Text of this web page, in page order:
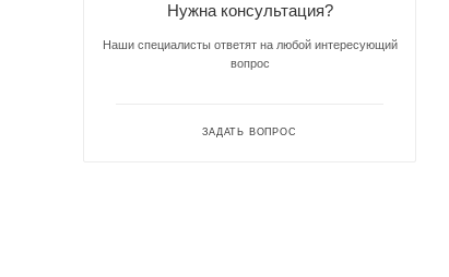
Нужна консультация?
Наши специалисты ответят на любой интересующий
вопрос
ЗАДАТЬ ВОПРОС